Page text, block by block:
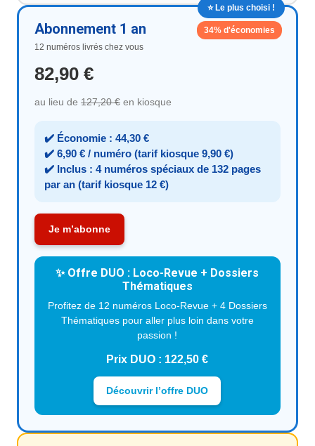
⭐ Le plus choisi !
34% d'économies
Abonnement 1 an
12 numéros livrés chez vous
82,90 €
au lieu de 127,20 €en kiosque
✔️ Économie : 44,30 €
✔️ 6,90 € / numéro (tarif kiosque 9,90 €)
✔️ Inclus : 4 numéros spéciaux de 132 pages
par an (tarif kiosque 12 €)
Je m’abonne
✨ Offre DUO : Loco-Revue + Dossiers
Thématiques
Profitez de 12 numéros Loco-Revue + 4 Dossiers
Thématiques pour aller plus loin dans votre
passion !
Prix DUO : 122,50 €
Découvrir l’offre DUO